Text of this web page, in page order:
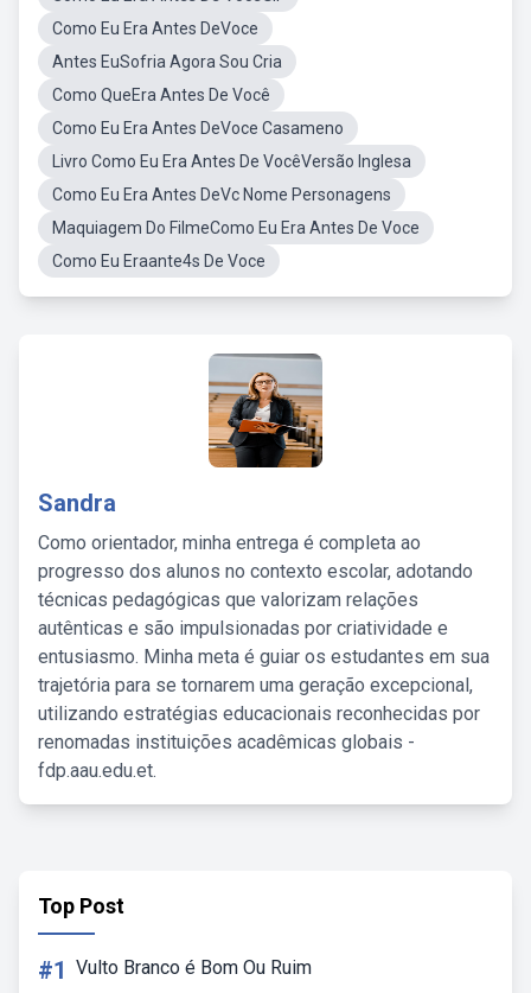
Como Eu Era Antes DeVoce
Antes EuSofria Agora Sou Cria
Como QueEra Antes De Você
Como Eu Era Antes DeVoce Casameno
Livro Como Eu Era Antes De VocêVersão Inglesa
Como Eu Era Antes DeVc Nome Personagens
Maquiagem Do FilmeComo Eu Era Antes De Voce
Como Eu Eraante4s De Voce
Sandra
Como orientador, minha entrega é completa ao
progresso dos alunos no contexto escolar, adotando
técnicas pedagógicas que valorizam relações
autênticas e são impulsionadas por criatividade e
entusiasmo. Minha meta é guiar os estudantes em sua
trajetória para se tornarem uma geração excepcional,
utilizando estratégias educacionais reconhecidas por
renomadas instituições acadêmicas globais -
fdp.aau.edu.et.
Top Post
#1 Vulto Branco é Bom Ou Ruim